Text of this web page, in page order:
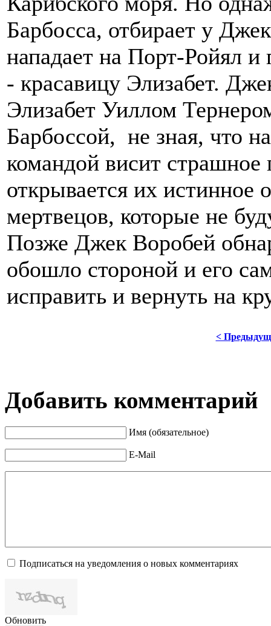
Барбосса, отбирает у
нападает на Порт-Ройял и
- красавицу Элизабет.
Элизабет Уиллом
Барбоссой, не зная, что
командой висит
открывается их истинное
мертвецов, которые не
Позже Джек Воробей
обошло стороной и его
исправить и вернуть на
<
Добавить комментарий
Имя (обязательное)
E-Mail
Подписаться на уведомления о новых комментариях
Обновить